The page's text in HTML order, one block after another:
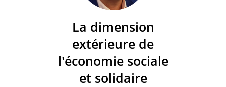
La dimension
extérieure de
l'économie sociale
et solidaire